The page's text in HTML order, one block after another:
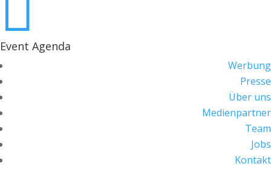
Event Agenda
Werbung
Presse
Über uns
Medienpartner
Team
Jobs
Kontakt